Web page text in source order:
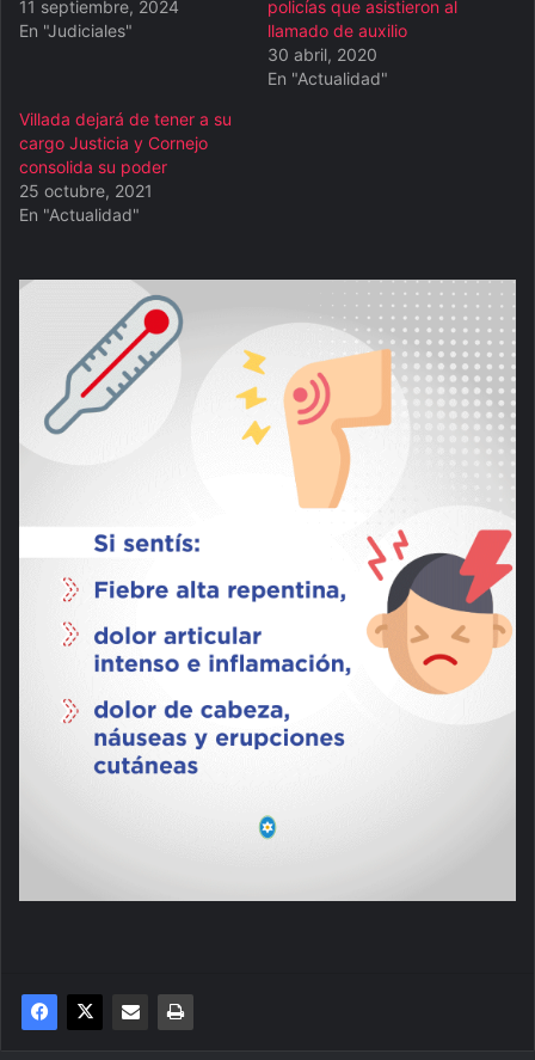
11 septiembre, 2024
En "Judiciales"
policías que asistieron al
llamado de auxilio
30 abril, 2020
En "Actualidad"
Villada dejará de tener a su
cargo Justicia y Cornejo
consolida su poder
25 octubre, 2021
En "Actualidad"